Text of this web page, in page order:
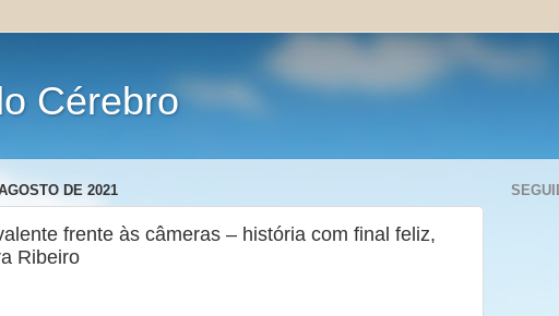
Cérebro
DE 2021
frente às câmeras – história com final feliz,
Ribeiro